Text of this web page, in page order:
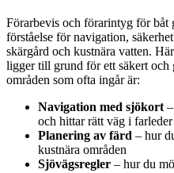
Förarbevis och förarintyg för båt
förståelse för navigation,
skärgård och kustnära vatten.
ligger till grund för ett säkert och
områden som ofta ingår är:
Navigation med sjökort
och hittar rätt väg i farleder
Planering av färd – hur
kustnära områden
Sjövägsregler – hur du